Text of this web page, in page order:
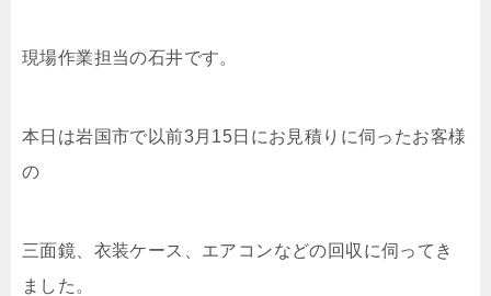
現場作業担当の石井です。
本日は岩国市で以前3月15日にお見積りに伺ったお客様
の
三面鏡、衣装ケース、エアコンなどの回収に伺ってき
ました。